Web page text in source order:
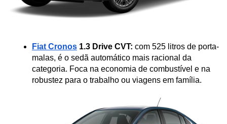
Fiat Cronos 1.3 Drive CVT: com 525 litros de porta-
malas, é o sedã automático mais racional da
categoria. Foca na economia de combustível e na
robustez para o trabalho ou viagens em família.